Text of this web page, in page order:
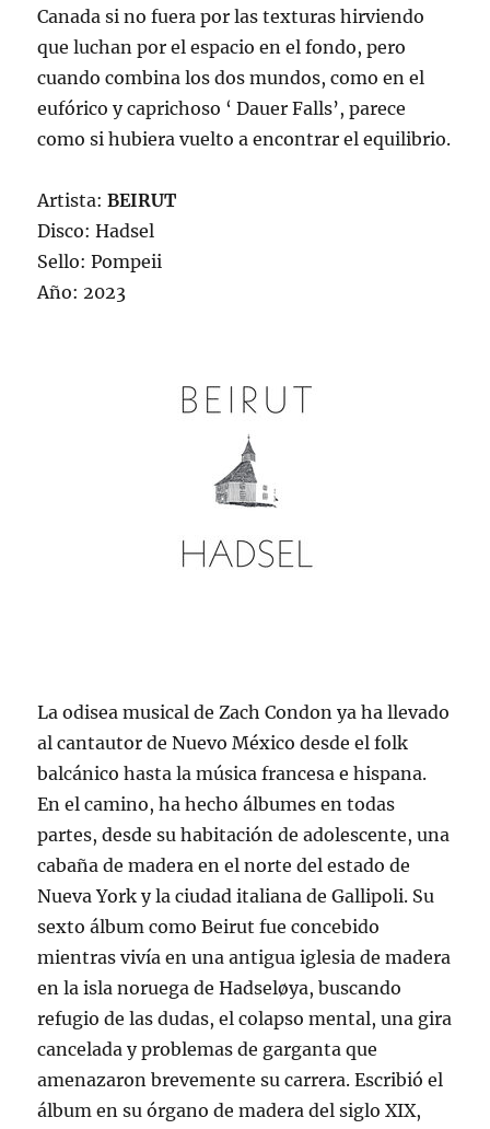
Canada si no fuera por las texturas hirviendo
que luchan por el espacio en el fondo, pero
cuando combina los dos mundos, como en el
eufórico y caprichoso ‘ Dauer Falls’, parece
como si hubiera vuelto a encontrar el equilibrio.
Artista:BEIRUT
Disco: Hadsel
Sello: Pompeii
Año: 2023
La odisea musical de Zach Condon ya ha llevado
al cantautor de Nuevo México desde el folk
balcánico hasta la música francesa e hispana.
En el camino, ha hecho álbumes en todas
partes, desde su habitación de adolescente, una
cabaña de madera en el norte del estado de
Nueva York y la ciudad italiana de Gallipoli. Su
sexto álbum como Beirut fue concebido
mientras vivía en una antigua iglesia de madera
en la isla noruega de Hadseløya, buscando
refugio de las dudas, el colapso mental, una gira
cancelada y problemas de garganta que
amenazaron brevemente su carrera. Escribió el
álbum en su órgano de madera del siglo XIX,